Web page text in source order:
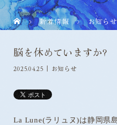
新着情報 お知らせ
脳を休めていますか?
2025.04.25 お知らせ
La Lune(ラリュヌ)は静岡県